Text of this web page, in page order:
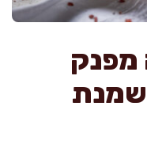
מפנק
שמנת